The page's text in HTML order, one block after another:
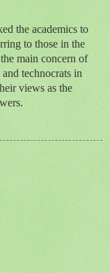
the academics to
to those in the
main concern of
technocrats in
views as the